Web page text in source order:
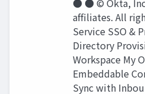
● ● © Okta,
afﬁliates. All
Service SSO &
Directory
Workspace My
Embeddable
Sync with